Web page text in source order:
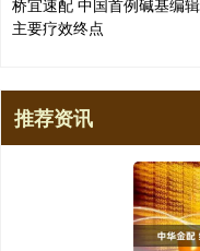
桥宜速配 中国首例碱基编
主要疗效终点
推荐资讯